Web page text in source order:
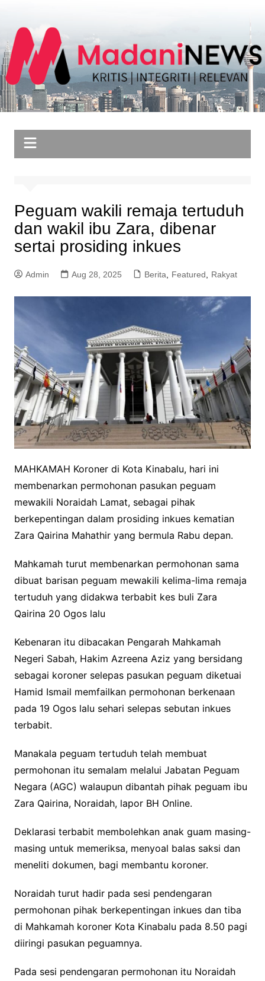
content
Peguam wakili remaja tertuduh
dan wakil ibu Zara, dibenar
sertai prosiding inkues
Admin Aug 28, 2025 Berita, Featured, Rakyat
MAHKAMAH Koroner di Kota Kinabalu, hari ini
membenarkan permohonan pasukan peguam
mewakili Noraidah Lamat, sebagai pihak
berkepentingan dalam prosiding inkues kematian
Zara Qairina Mahathir yang bermula Rabu depan.
Mahkamah turut membenarkan permohonan sama
dibuat barisan peguam mewakili kelima-lima remaja
tertuduh yang didakwa terbabit kes buli Zara
Qairina 20 Ogos lalu
Kebenaran itu dibacakan Pengarah Mahkamah
Negeri Sabah, Hakim Azreena Aziz yang bersidang
sebagai koroner selepas pasukan peguam diketuai
Hamid Ismail memfailkan permohonan berkenaan
pada 19 Ogos lalu sehari selepas sebutan inkues
terbabit.
Manakala peguam tertuduh telah membuat
permohonan itu semalam melalui Jabatan Peguam
Negara (AGC) walaupun dibantah pihak peguam ibu
Zara Qairina, Noraidah, lapor BH Online.
Deklarasi terbabit membolehkan anak guam masing-
masing untuk memeriksa, menyoal balas saksi dan
meneliti dokumen, bagi membantu koroner.
Noraidah turut hadir pada sesi pendengaran
permohonan pihak berkepentingan inkues dan tiba
di Mahkamah koroner Kota Kinabalu pada 8.50 pagi
diiringi pasukan peguamnya.
Pada sesi pendengaran permohonan itu Noraidah